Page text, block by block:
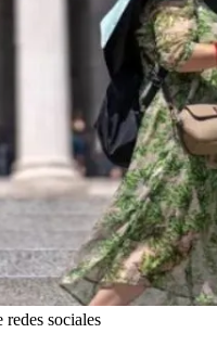
sociales